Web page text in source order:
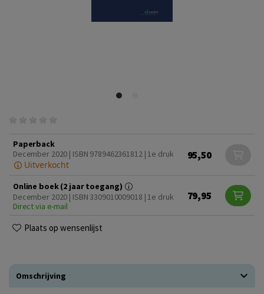
Paperback
December 2020 | ISBN 9789462361812 | 1e druk
Uitverkocht
95,50
Online boek (2 jaar toegang)
December 2020 | ISBN 3309010009018 | 1e druk
Direct via e-mail
79,95
Plaats op wensenlijst
Omschrijving